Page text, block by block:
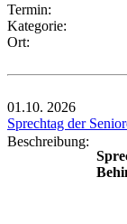
Termin:
Kategorie:
Ort:
01.10. 2026
Sprechtag der
Beschreibung: